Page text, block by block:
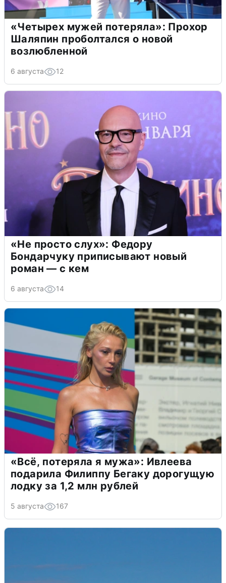
«Четырех мужей потеряла»: Прохор
Шаляпин проболтался о новой
возлюбленной
6 августа 12
«Не просто слух»: Федору
Бондарчуку приписывают новый
роман — с кем
6 августа 14
«Всё, потеряла я мужа»: Ивлеева
подарила Филиппу Бегаку дорогущую
лодку за 1,2 млн рублей
5 августа 167